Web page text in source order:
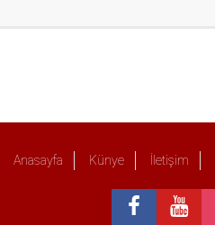
Anasayfa Künye İletişim